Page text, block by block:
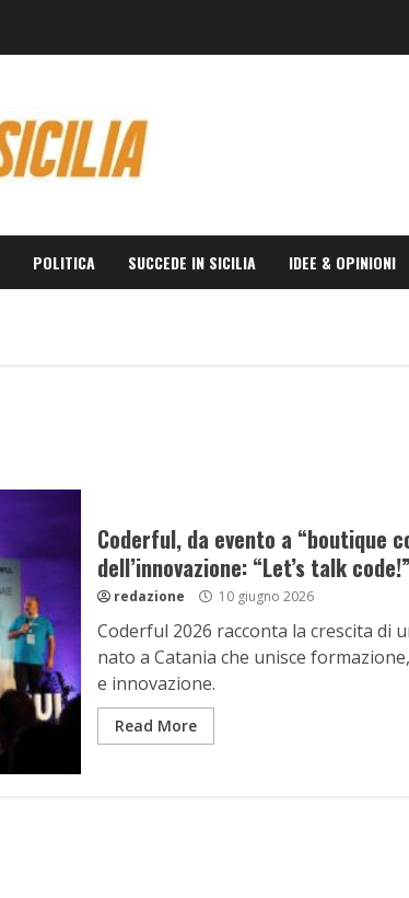
POLITICA SUCCEDE IN SICILIA IDEE & OPINIONI
Coderful, da evento a “boutique
dell’innovazione: “Let’s talk code!”
redazione 10 giugno 2026
Coderful 2026 racconta la crescita di
nato a Catania che unisce
e innovazione.
Read More